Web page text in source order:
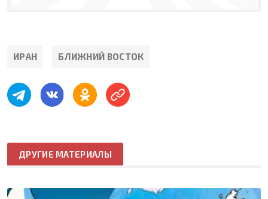
ИРАН БЛИЖНИЙ ВОСТОК
ДРУГИЕ МАТЕРИАЛЫ